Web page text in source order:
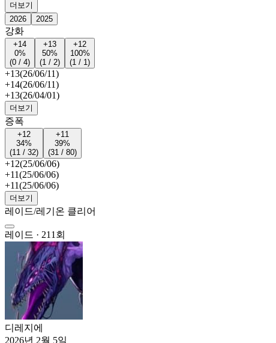
더보기
2026
2025
강화
+14
0%
(0 / 4)
+13
50%
(1 / 2)
+12
100%
(1 / 1)
+13(26/06/11)
+14(26/06/11)
+13(26/04/01)
더보기
증폭
+12
34%
(11 / 32)
+11
39%
(31 / 80)
+12(25/06/06)
+11(25/06/06)
+11(25/06/06)
더보기
레이드/레기온 클리어
레이드 · 211회
디레지에
2026년 2월 5일